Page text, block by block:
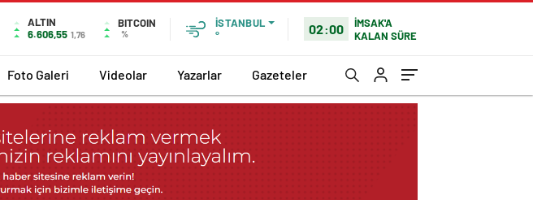
ALTIN
6.606,55 1,76
BITCOIN
%
İSTANBUL
°
02:00
İMSAK'A
KALAN SÜRE
Foto Galeri Videolar Yazarlar Gazeteler